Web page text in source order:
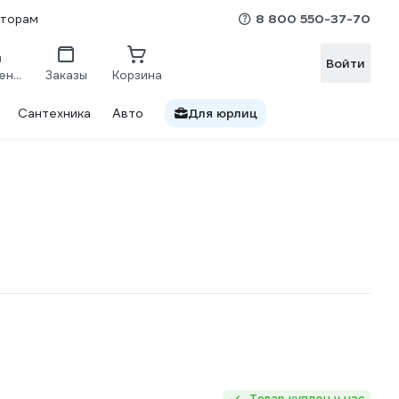
8 800 550-37-70
Сравнение Заказы Корзина
Войти
Сантехника Авто Для юрлиц